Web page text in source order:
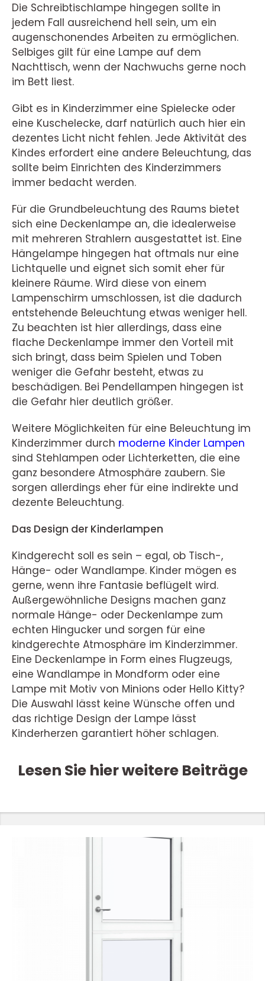
Die Schreibtischlampe hingegen sollte in
jedem Fall ausreichend hell sein, um ein
augenschonendes Arbeiten zu ermöglichen.
Selbiges gilt für eine Lampe auf dem
Nachttisch, wenn der Nachwuchs gerne noch
im Bett liest.
Gibt es in Kinderzimmer eine Spielecke oder
eine Kuschelecke, darf natürlich auch hier ein
dezentes Licht nicht fehlen. Jede Aktivität des
Kindes erfordert eine andere Beleuchtung, das
sollte beim Einrichten des Kinderzimmers
immer bedacht werden.
Für die Grundbeleuchtung des Raums bietet
sich eine Deckenlampe an, die idealerweise
mit mehreren Strahlern ausgestattet ist. Eine
Hängelampe hingegen hat oftmals nur eine
Lichtquelle und eignet sich somit eher für
kleinere Räume. Wird diese von einem
Lampenschirm umschlossen, ist die dadurch
entstehende Beleuchtung etwas weniger hell.
Zu beachten ist hier allerdings, dass eine
flache Deckenlampe immer den Vorteil mit
sich bringt, dass beim Spielen und Toben
weniger die Gefahr besteht, etwas zu
beschädigen. Bei Pendellampen hingegen ist
die Gefahr hier deutlich größer.
Weitere Möglichkeiten für eine Beleuchtung im
Kinderzimmer durch moderne Kinder Lampen
sind Stehlampen oder Lichterketten, die eine
ganz besondere Atmosphäre zaubern. Sie
sorgen allerdings eher für eine indirekte und
dezente Beleuchtung.
Das Design der Kinderlampen
Kindgerecht soll es sein – egal, ob Tisch-,
Hänge- oder Wandlampe. Kinder mögen es
gerne, wenn ihre Fantasie beflügelt wird.
Außergewöhnliche Designs machen ganz
normale Hänge- oder Deckenlampe zum
echten Hingucker und sorgen für eine
kindgerechte Atmosphäre im Kinderzimmer.
Eine Deckenlampe in Form eines Flugzeugs,
eine Wandlampe in Mondform oder eine
Lampe mit Motiv von Minions oder Hello Kitty?
Die Auswahl lässt keine Wünsche offen und
das richtige Design der Lampe lässt
Kinderherzen garantiert höher schlagen.
Lesen Sie hier weitere Beiträge